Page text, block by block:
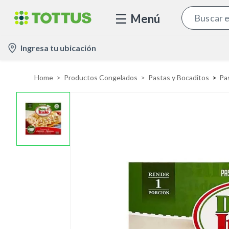
Menú
Ingresa tu ubicación
Home Productos Congelados Pastas y Bocaditos